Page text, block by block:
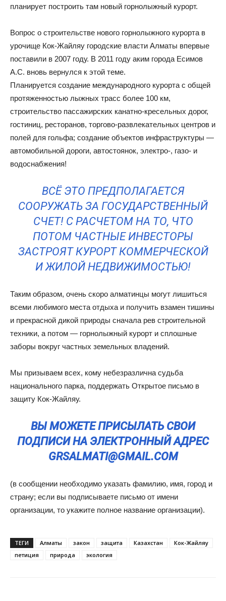
планирует построить там новый горнолыжный курорт.
Вопрос о строительстве нового горнолыжного курорта в
урочище Кок-Жайляу городские власти Алматы впервые
поставили в 2007 году. В 2011 году аким города Есимов
А.С. вновь вернулся к этой теме.
Планируется создание международного курорта с общей
протяженностью лыжных трасс более 100 км,
строительство пассажирских канатно-кресельных дорог,
гостиниц, ресторанов, торгово-развлекательных центров и
полей для гольфа; создание объектов инфраструктуры —
автомобильной дороги, автостоянок, электро-, газо- и
водоснабжения!
ВСЁ ЭТО ПРЕДПОЛАГАЕТСЯ
СООРУЖАТЬ ЗА ГОСУДАРСТВЕННЫЙ
СЧЕТ! С РАСЧЕТОМ НА ТО, ЧТО
ПОТОМ ЧАСТНЫЕ ИНВЕСТОРЫ
ЗАСТРОЯТ КУРОРТ КОММЕРЧЕСКОЙ
И ЖИЛОЙ НЕДВИЖИМОСТЬЮ!
Таким образом, очень скоро алматинцы могут лишиться
всеми любимого места отдыха и получить взамен тишины
и прекрасной дикой природы сначала рев строительной
техники, а потом — горнолыжный курорт и сплошные
заборы вокруг частных земельных владений.
Мы призываем всех, кому небезразлична судьба
национального парка, поддержать Открытое письмо в
защиту Кок-Жайляу.
ВЫ МОЖЕТЕ ПРИСЫЛАТЬ СВОИ
ПОДПИСИ НА ЭЛЕКТРОННЫЙ АДРЕС
GRSALMATI@GMAIL.COM
(в сообщении необходимо указать фамилию, имя, город и
страну; если вы подписываете письмо от имени
организации, то укажите полное название организации).
ТЕГИ Алматы закон защита Казахстан
Кок-Жайляу
петиция
природа экология